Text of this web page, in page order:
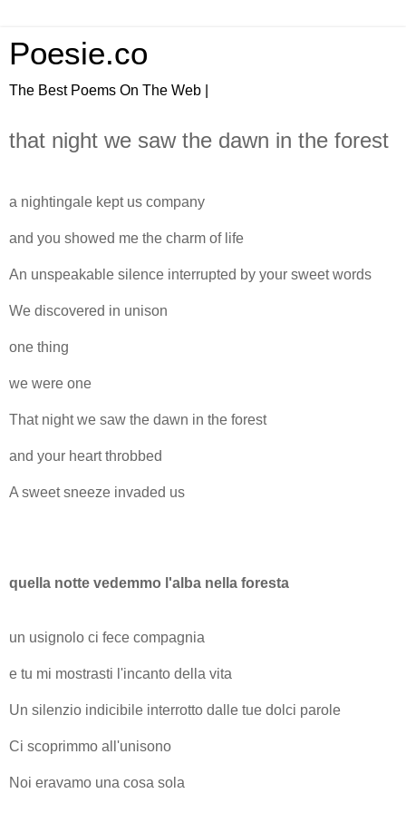
Poesie.co
The Best Poems On The Web |
that night we saw the dawn in the forest
a nightingale kept us company
and you showed me the charm of life
An unspeakable silence interrupted by your sweet words
We discovered in unison
one thing
we were one
That night we saw the dawn in the forest
and your heart throbbed
A sweet sneeze invaded us
quella notte vedemmo l'alba nella foresta
un usignolo ci fece compagnia
e tu mi mostrasti l'incanto della vita
Un silenzio indicibile interrotto dalle tue dolci parole
Ci scoprimmo all'unisono
Noi eravamo una cosa sola